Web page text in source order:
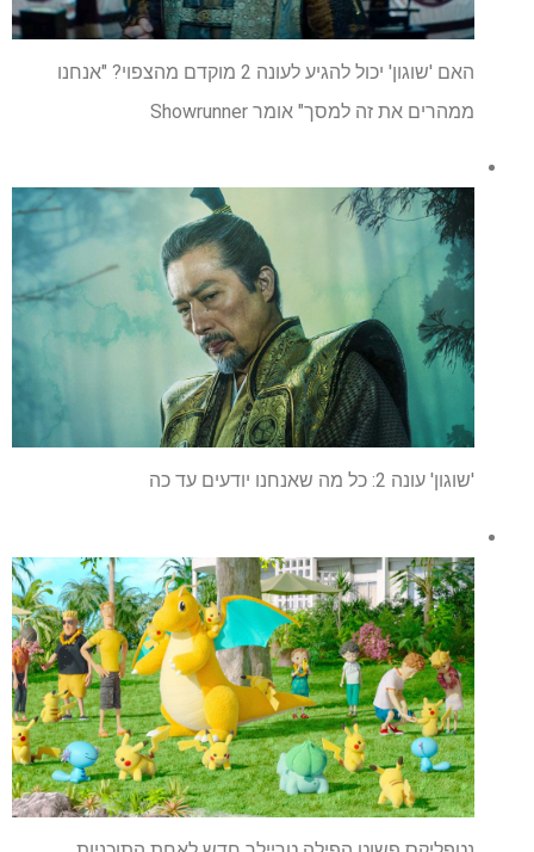
האם 'שוגון' יכול להגיע לעונה 2 מוקדם מהצפוי? "אנחנו
ממהרים את זה למסך" אומר Showrunner
'שוגון' עונה 2: כל מה שאנחנו יודעים עד כה